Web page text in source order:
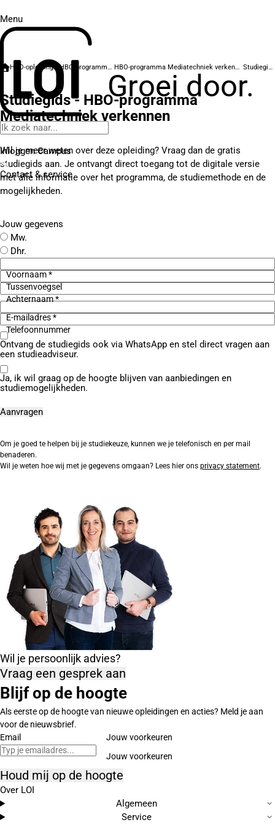
Menu
Groei door.
Inloggen Campus
Contact& service
HBO-opleidingen HBO-programma's HBO-programma Mediatechniek verkennen Studiegids
Studiegids - HBO-programma
Mediatechniek verkennen
Wil je meer weten over deze opleiding? Vraag dan de gratis
studiegids aan. Je ontvangt direct toegang tot de digitale versie
met alle informatie over het programma, de studiemethode en de
mogelijkheden.
Jouw gegevens
Mw.
Dhr.
Voornaam *
Tussenvoegsel
Achternaam *
E-mailadres *
Telefoonnummer
Ontvang de studiegids ook via WhatsApp en stel direct vragen aan
een studieadviseur.
Ja, ik wil graag op de hoogte blijven van aanbiedingen en
studiemogelijkheden.
Om je goed te helpen bij je studiekeuze, kunnen we je telefonisch en per mail
benaderen.
Wil je weten hoe wij met je gegevens omgaan? Lees hier ons privacy statement.
Wil je persoonlijk advies?
Vraag een gesprek aan
Blijf op de hoogte
Als eerste op de hoogte van nieuwe opleidingen en acties? Meld je aan
voor de nieuwsbrief.
Email
Jouw voorkeuren
Houd mij op de hoogte
Over LOI
Algemeen
Service